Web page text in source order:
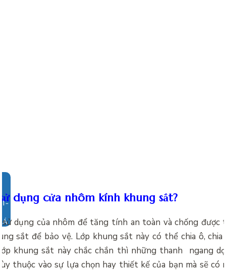
dụng cửa nhôm kính khung sắt?
dụng của nhôm để tăng tính an toàn và chống được
sắt để bảo vệ. Lớp khung sắt này có thể chia ô,
khung sắt này chắc chắn thì những thanh ngang
thuộc vào sự lựa chọn hay thiết kế của bạn mà sẽ có